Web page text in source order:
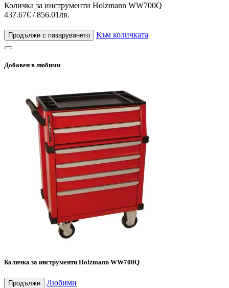
Количка за инструменти Holzmann WW700Q
437.67€ / 856.01лв.
Продължи с пазаруването Към количката
Добавен в любими
Количка за инструменти Holzmann WW700Q
Продължи Любими